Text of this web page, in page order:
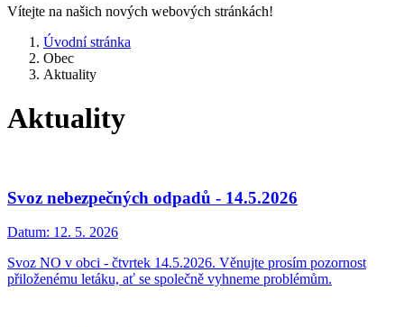
Vítejte na našich nových webových stránkách!
Úvodní stránka
Obec
Aktuality
Aktuality
Svoz nebezpečných odpadů - 14.5.2026
Datum: 12. 5. 2026
Svoz NO v obci - čtvrtek 14.5.2026. Věnujte prosím pozornost
přiloženému letáku, ať se společně vyhneme problémům.